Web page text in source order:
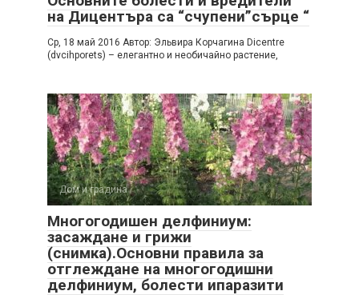
на Дицентъра са “счупени”сърце “
Ср, 18 май 2016 Автор: Эльвира Корчагина Dicentre
(dvcihporets) – елегантно и необичайно растение,
Дом и градина
Многогодишен делфиниум:
засаждане и грижи
(снимка).Основни правила за
отглеждане на многогодишни
делфиниум, болести ипаразити